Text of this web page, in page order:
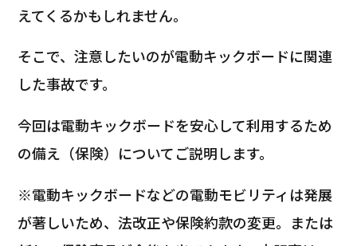
えてくるかもしれません。
そこで、注意したいのが電動キックボードに関連
した事故です。
今回は電動キックボードを安心して利用するため
の備え（保険）についてご説明します。
※電動キックボードなどの電動モビリティは発展
が著しいため、法改正や保険約款の変更。または